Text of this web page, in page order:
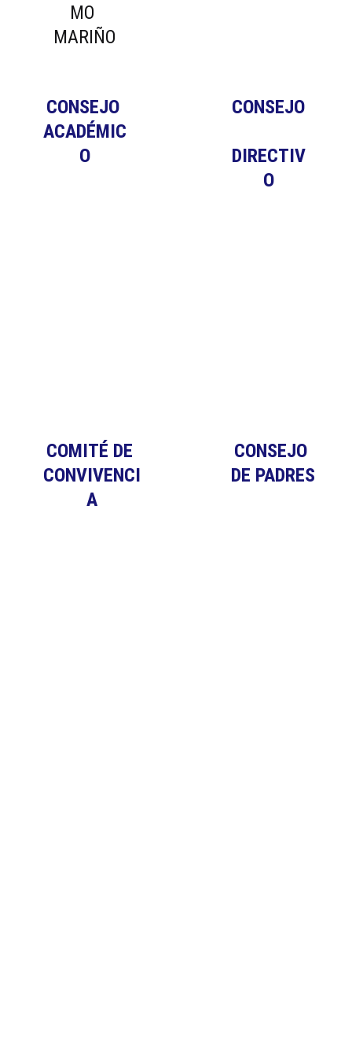
CONSEJO
ACADÉMIC
O
CONSEJO
DIRECTIV
O
COMITÉ DE
CONVIVENCI
A
CONSEJO
DE PADRES
MO
MARIÑO